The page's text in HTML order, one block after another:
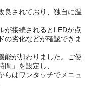
良されており、独自に温
が接続されるとLEDが点
の劣化などが確認できま
能が加わりました。ご使
」を設定し、
らはワンタッチでメニュ